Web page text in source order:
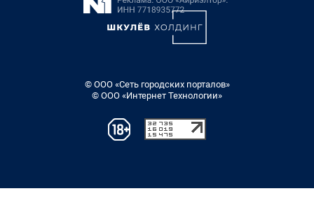
© ООО «Сеть городских порталов»
© ООО «Интернет Технологии»